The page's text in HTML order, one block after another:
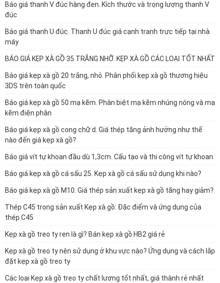
Báo giá thanh V đúc hàng đen. Kích thước và trọng lượng thanh V
đúc
Báo giá thanh U đúc. Thanh U đúc giá cạnh tranh trực tiếp tại nhà
máy
BÁO GIÁ KẸP XÀ GỒ 35 TRẮNG NHỠ. KẸP XÀ GỒ CÁC LOẠI TỐT NHẤT
Báo giá kẹp xà gồ 20 trắng, nhỏ. Phân phối kẹp xà gồ thương hiệu
3DS trên toàn quốc
Báo giá kẹp xà gồ 50 mạ kẽm. Phân biệt mạ kẽm nhúng nóng và mạ
kẽm điện phân
Báo giá kẹp xà gồ cong chữ d. Giá thép tăng ảnh hưởng như thế
nào đến giá kẹp xà gồ?
Báo giá vít tự khoan đầu dù 1,3cm. Cấu tạo và thi công vít tự khoan
Báo giá kẹp xà gồ cá sấu 25. Kẹp xà gồ cá sấu sử dụng khi nào?
Báo giá kẹp xà gồ M10. Giá thép sản xuất kẹp xà gồ tăng hay giảm?
Thép C45 trong sản xuất Kẹp xà gồ: Đặc điểm và ứng dụng của
thép C45
Kẹp xà gồ treo ty ren là gì? Bán kẹp xà gồ HB2 giá rẻ
Kẹp xà gồ treo ty nên sử dụng ở khu vực nào? Ứng dụng và cách lắp
đặt kẹp xà gồ treo ty
Các loại Kẹp xà gồ treo ty chất lượng tốt nhất, giá thành rẻ nhất